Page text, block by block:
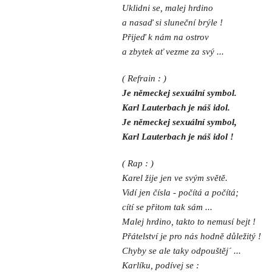
Uklidni se, malej hrdino
a nasaď si sluneční brýle !
Přijeď k nám na ostrov
a zbytek ať vezme za svý ...
( Refrain : )
Je německej sexuální symbol.
Karl Lauterbach je náš idol.
Je německej sexuální symbol,
Karl Lauterbach je náš idol !
( Rap : )
Karel žije jen ve svým světě.
Vidí jen čísla - počítá a počítá;
cítí se přitom tak sám ...
Malej hrdino, takto to nemusí bejt !
Přátelství je pro nás hodně důležitý !
Chyby se ale taky odpouštěj´ ...
Karlíku, podívej se :